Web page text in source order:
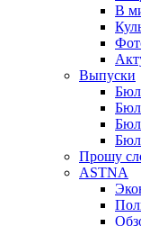
В
Выпуски
Прошу
ASTNA